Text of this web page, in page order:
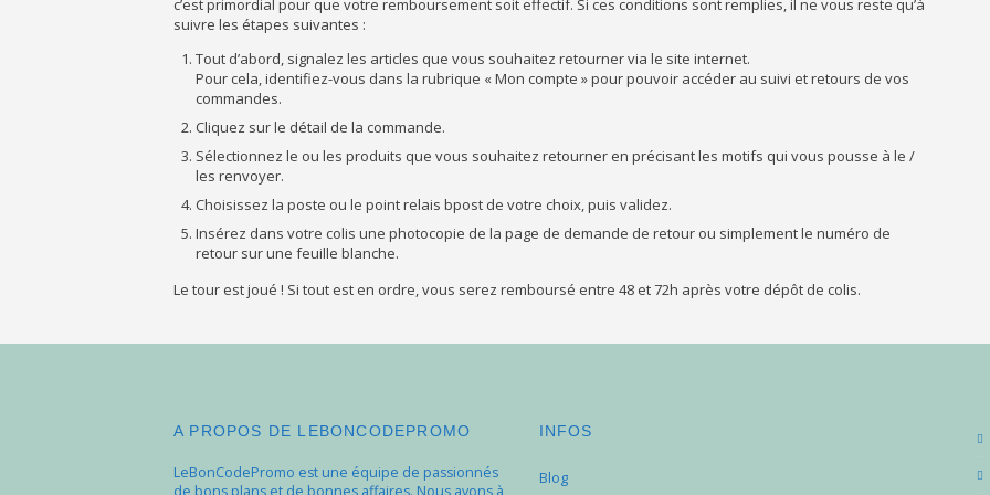
c’est primordial pour que votre remboursement soit effectif. Si ces conditions sont remplies, il ne vous reste qu’à
suivre les étapes suivantes :
Tout d’abord, signalez les articles que vous souhaitez retourner via le site internet.
Pour cela, identifiez-vous dans la rubrique « Mon compte » pour pouvoir accéder au suivi et retours de vos
commandes.
Cliquez sur le détail de la commande.
Sélectionnez le ou les produits que vous souhaitez retourner en précisant les motifs qui vous pousse à le /
les renvoyer.
Choisissez la poste ou le point relais bpost de votre choix, puis validez.
Insérez dans votre colis une photocopie de la page de demande de retour ou simplement le numéro de
retour sur une feuille blanche.
Le tour est joué ! Si tout est en ordre, vous serez remboursé entre 48 et 72h après votre dépôt de colis.
A PROPOS DE LEBONCODEPROMO
LeBonCodePromo est une équipe de passionnés
INFOS
Blog